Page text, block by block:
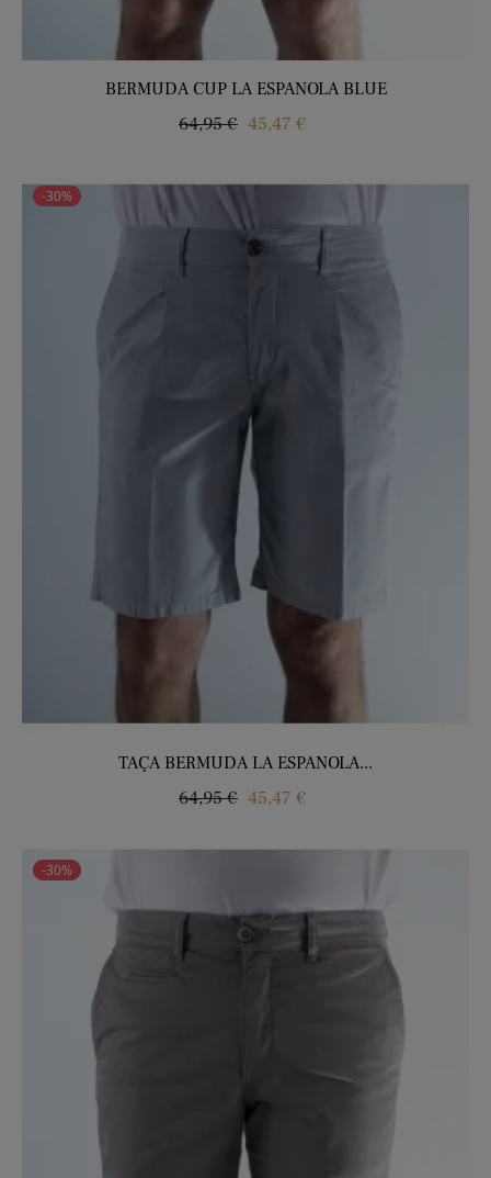
BERMUDA CUP LA ESPANOLA BLUE
Regular
64,95 € Price
45,47 €
-30%
TAÇA BERMUDA LA ESPANOLA...
Regular
64,95 € Price
45,47 €
-30%